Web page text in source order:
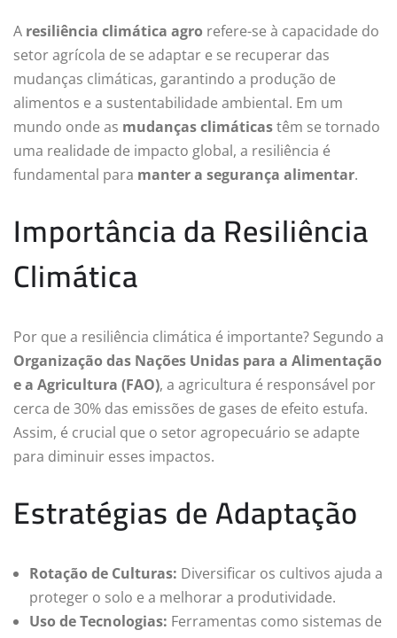
A resiliência climática agro refere-se à capacidade do
setor agrícola de se adaptar e se recuperar das
mudanças climáticas, garantindo a produção de
alimentos e a sustentabilidade ambiental. Em um
mundo onde as mudanças climáticastêm se tornado
uma realidade de impacto global, a resiliência é
fundamental para manter a segurança alimentar.
Importância da Resiliência
Climática
Por que a resiliência climática é importante? Segundo a
Organização das Nações Unidas para a Alimentação
e a Agricultura (FAO), a agricultura é responsável por
cerca de 30% das emissões de gases de efeito estufa.
Assim, é crucial que o setor agropecuário se adapte
para diminuir esses impactos.
Estratégias de Adaptação
Rotação de Culturas: Diversificar os cultivos ajuda a
proteger o solo e a melhorar a produtividade.
Uso de Tecnologias: Ferramentas como sistemas de